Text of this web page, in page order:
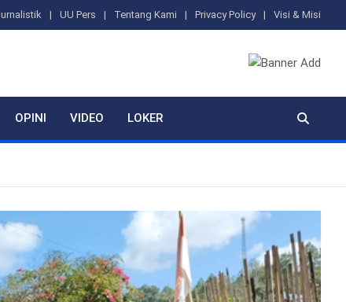
UU Pers Tentang Kami Privacy Policy Visi & Misi
OPINI VIDEO LOKER